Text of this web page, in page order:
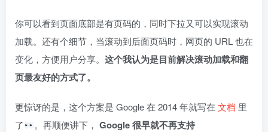
你可以看到页面底部是有页码的，同时下拉又可以实现滚动
加载。还有个细节，当滚动到后面页码时，网页的 URL 也在
变化，方便用户分享。 这个我认为是目前解决滚动加载和翻
页最友好的方式了。
更惊讶的是，这个方案是 Google 在 2014 年就写在 文档 里
了
。再顺便讲下，Google 很早就不再支持